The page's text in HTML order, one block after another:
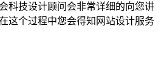
科技设计顾问会非常详细的向您讲
这个过程中您会得知网站设计服务